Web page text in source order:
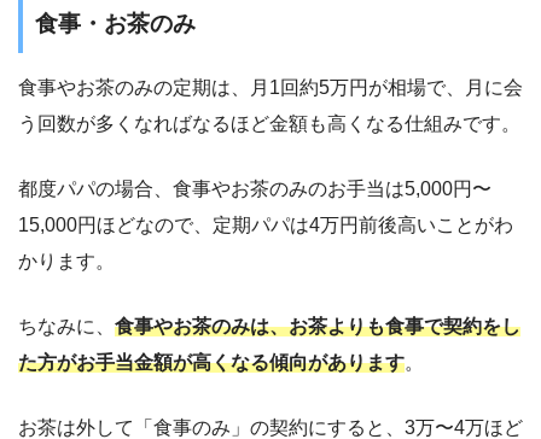
食事・お茶のみ
食事やお茶のみの定期は、月1回約5万円が相場で、月に会
う回数が多くなればなるほど金額も高くなる仕組みです。
都度パパの場合、食事やお茶のみのお手当は5,000円〜
15,000円ほどなので、定期パパは4万円前後高いことがわ
かります。
ちなみに、 食事やお茶のみは、お茶よりも食事で契約をし
た方がお手当金額が高くなる傾向があります。
お茶は外して「食事のみ」の契約にすると、3万〜4万ほど